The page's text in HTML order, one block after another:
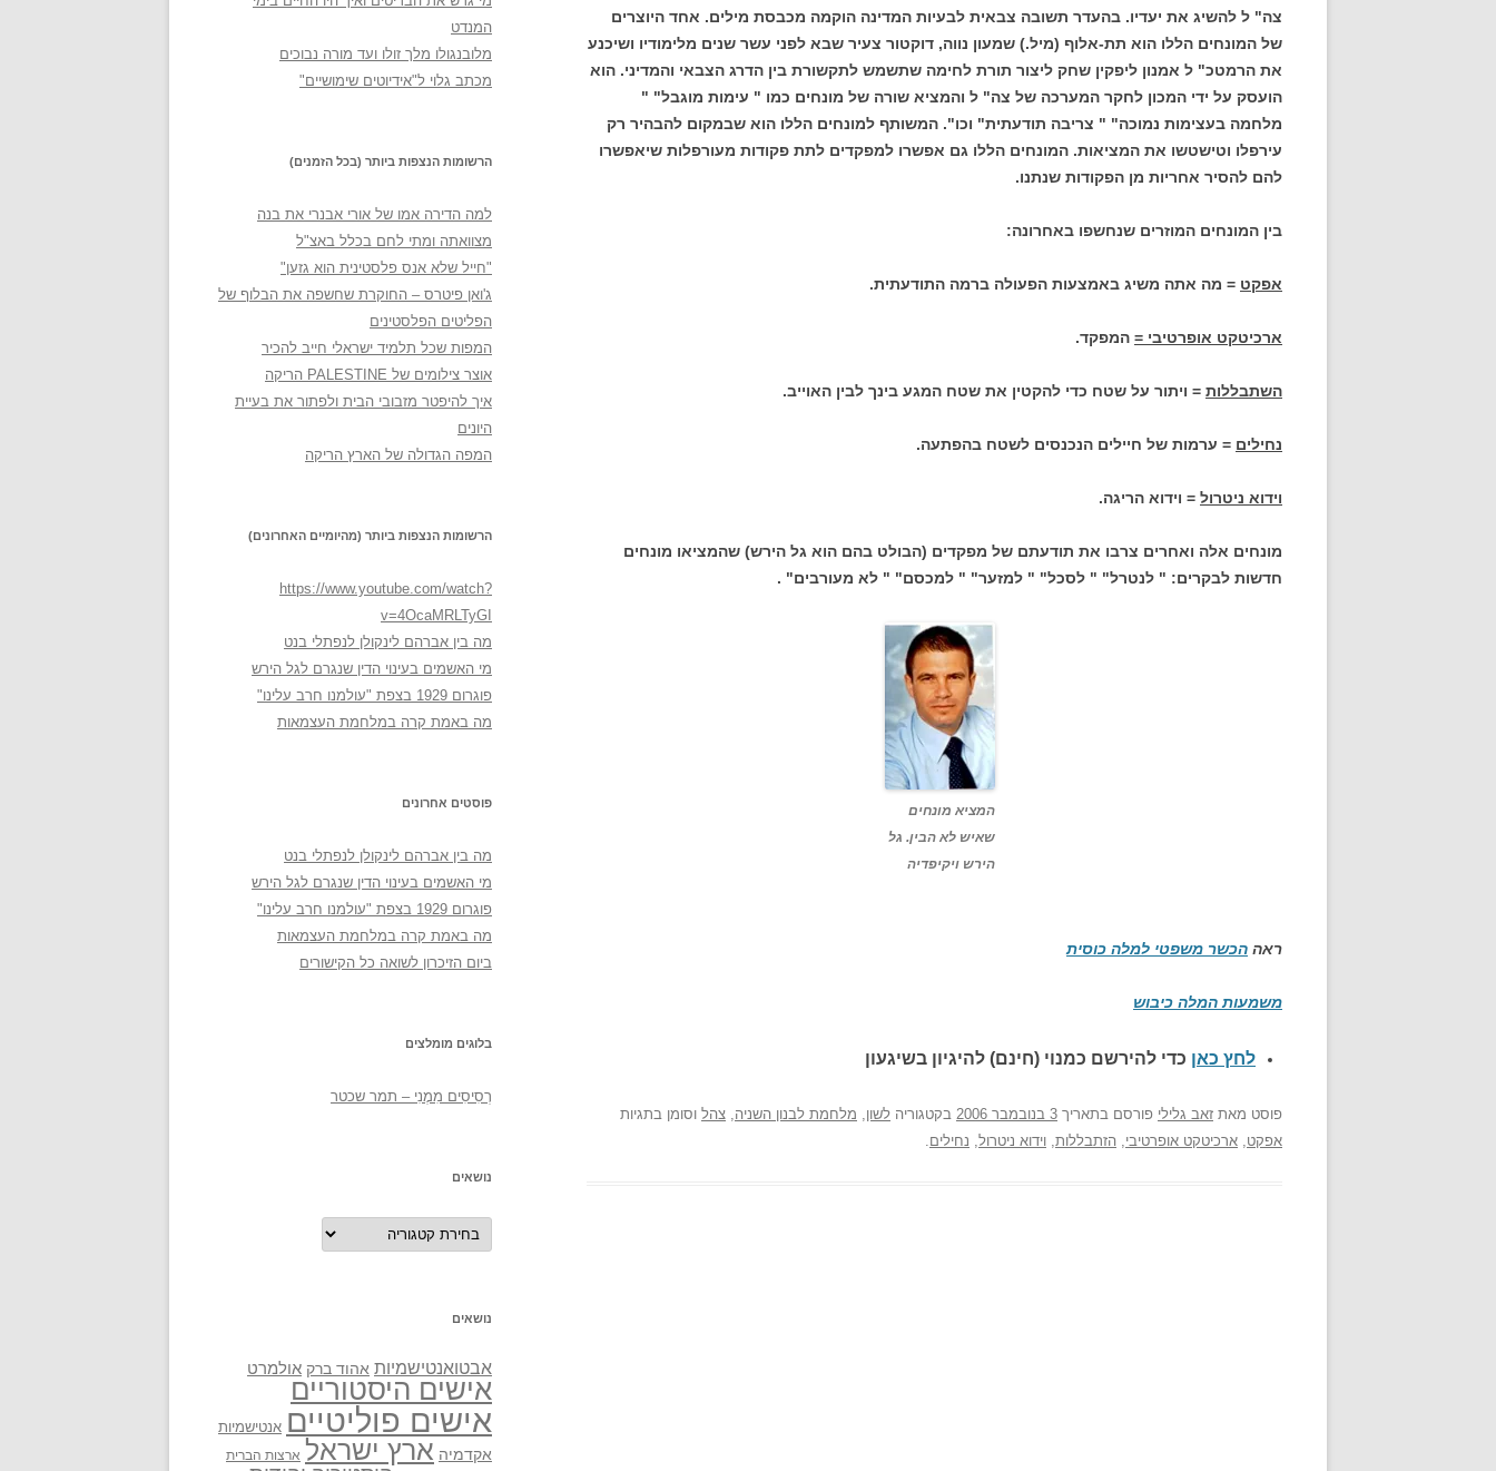
צה" ל להשיג את יעדיו. בהעדר תשובה צבאית לבעיות המדינה הוקמה מכבסת מילים. אחד היוצרים
של המונחים הללו הוא תת-אלוף (מיל.) שמעון נווה, דוקטור צעיר שבא לפני עשר שנים מלימודיו ושיכנע
את הרמטכ" ל אמנון ליפקין שחק ליצור תורת לחימה שתשמש לתקשורת בין הדרג הצבאי והמדיני. הוא
הועסק על ידי המכון לחקר המערכה של צה" ל והמציא שורה של מונחים כמו " עימות מוגבל" "
מלחמה בעצימות נמוכה" " צריבה תודעתית" וכו". המשותף למונחים הללו הוא שבמקום להבהיר רק
עירפלו וטישטשו את המציאות. המונחים הללו גם אפשרו למפקדים לתת פקודות מעורפלות שיאפשרו
להם להסיר אחריות מן הפקודות שנתנו.
בין המונחים המוזרים שנחשפו באחרונה:
אפקט = מה אתה משיג באמצעות הפעולה ברמה התודעתית.
ארכיטקט אופרטיבי = המפקד.
השתבללות = ויתור על שטח כדי להקטין את שטח המגע בינך לבין האוייב.
נחילים = ערמות של חיילים הנכנסים לשטח בהפתעה.
וידוא ניטרול = וידוא הריגה.
מונחים אלה ואחרים צרבו את תודעתם של מפקדים (הבולט בהם הוא גל הירש) שהמציאו מונחים
חדשות לבקרים: " לנטרל" " לסכל" " למזער" " למכסם" " לא מעורבים" .
המציא מונחים
שאיש לא הבין. גל
הירש ויקיפדיה
ראה הכשר משפטי למלה כוסית
משמעות המלה כיבוש
לחץ כאן כדי להירשם כמנוי (חינם) להיגיון בשיגעון
פוסט מאת זאב גלילי פורסם בתאריך 3 בנובמבר 2006 בקטגוריה לשון, מלחמת לבנון השניה, צהל וסומן בתגיות
אפקט, ארכיטקט אופרטיבי, הזתבללות, וידוא ניטרול, נחילים.
המנדט
מלובנגולו מלך זולו ועד מורה נבוכים
מכתב גלוי ל"אידיוטים שימושיים"
הרשומות הנצפות ביותר (בכל הזמנים)
למה הדירה אמו של אורי אבנרי את בנה
מצוואתה ומתי לחם בכלל באצ"ל
"חייל שלא אנס פלסטינית הוא גזען"
ג'ואן פיטרס – החוקרת שחשפה את הבלוף של
הפליטים הפלסטינים
המפות שכל תלמיד ישראלי חייב להכיר
אוצר צילומים של PALESTINE הריקה
איך להיפטר מזבובי הבית ולפתור את בעיית
היונים
המפה הגדולה של הארץ הריקה
הרשומות הנצפות ביותר (מהיומיים האחרונים)
https://www.youtube.com/watch?
v=4OcaMRLTyGI
מה בין אברהם לינקולן לנפתלי בנט
מי האשמים בעינוי הדין שנגרם לגל הירש
פוגרום 1929 בצפת "עולמנו חרב עלינו"
מה באמת קרה במלחמת העצמאות
פוסטים אחרונים
מה בין אברהם לינקולן לנפתלי בנט
מי האשמים בעינוי הדין שנגרם לגל הירש
פוגרום 1929 בצפת "עולמנו חרב עלינו"
מה באמת קרה במלחמת העצמאות
ביום הזיכרון לשואה כל הקישורים
בלוגים מומלצים
רְסִיסִים מִמֶנִי – תמר שכטר
נושאים
נושאים
נושאים
אבטואנטישמיות אהוד ברק אולמרט
אישים היסטוריים
אישים פוליטיים אנטישמיות
אקדמיה ארץ ישראל ארצות הברית